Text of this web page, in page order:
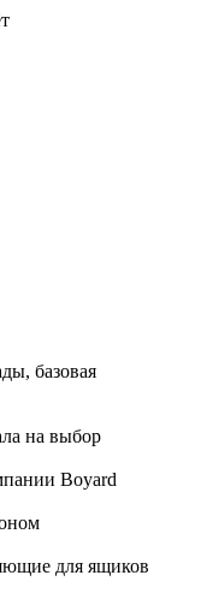
базовая
на выбор
Boyard
для ящиков